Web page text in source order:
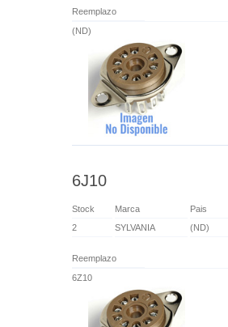
Reemplazo
(ND)
6J10
Stock Marca
Pais
2
SYLVANIA (ND)
Reemplazo
6Z10